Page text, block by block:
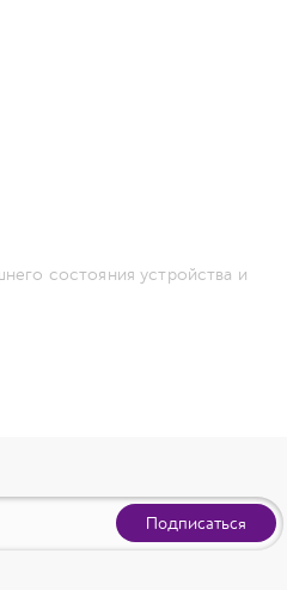
состояния устройства и
Подписаться